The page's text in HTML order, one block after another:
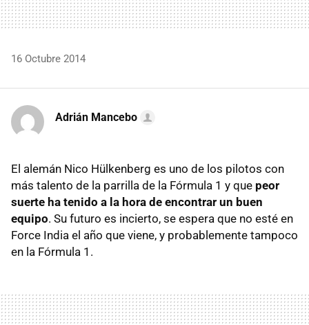
16 Octubre 2014
Adrián Mancebo
El alemán Nico Hülkenberg es uno de los pilotos con
más talento de la parrilla de la Fórmula 1 y que peor
suerte ha tenido a la hora de encontrar un buen
equipo. Su futuro es incierto, se espera que no esté en
Force India el año que viene, y probablemente tampoco
en la Fórmula 1.